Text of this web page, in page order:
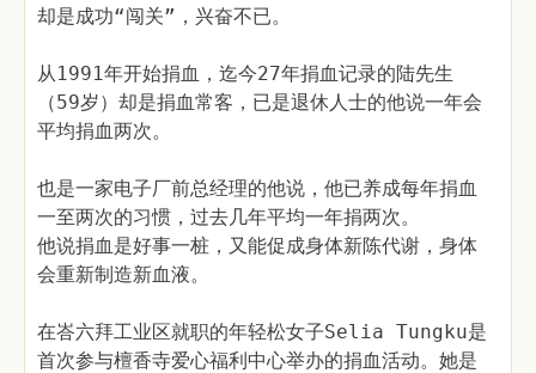
却是成功“闯关”，兴奋不已。
从1991年开始捐血，迄今27年捐血记录的陆先生
（59岁）却是捐血常客，已是退休人士的他说一年会
平均捐血两次。
也是一家电子厂前总经理的他说，他已养成每年捐血
一至两次的习惯，过去几年平均一年捐两次。
他说捐血是好事一桩，又能促成身体新陈代谢，身体
会重新制造新血液。
在峇六拜工业区就职的年轻松女子Selia Tungku是
首次参与檀香寺爱心福利中心举办的捐血活动。她是